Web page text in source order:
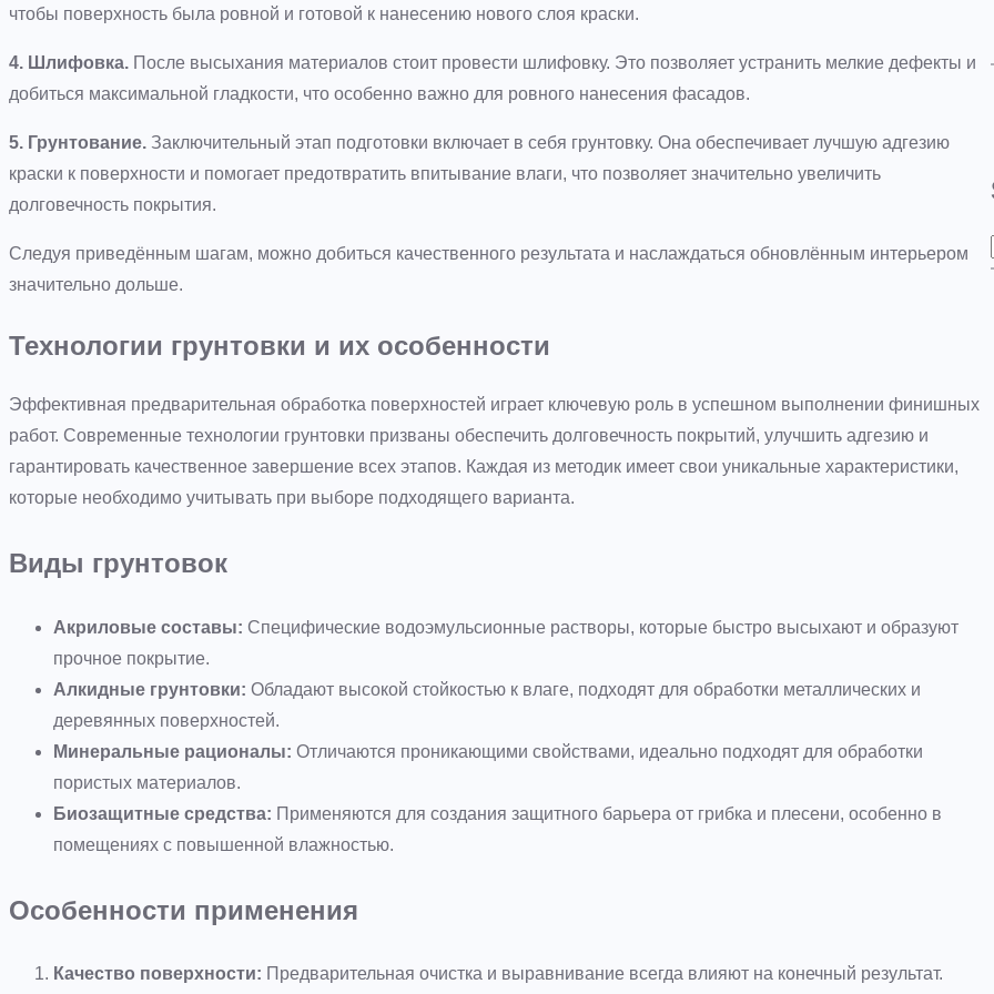
чтобы поверхность была ровной и готовой к нанесению нового слоя краски.
4. Шлифовка. После высыхания материалов стоит провести шлифовку. Это позволяет устранить мелкие дефекты и
добиться максимальной гладкости, что особенно важно для ровного нанесения фасадов.
5. Грунтование. Заключительный этап подготовки включает в себя грунтовку. Она обеспечивает лучшую адгезию
краски к поверхности и помогает предотвратить впитывание влаги, что позволяет значительно увеличить
долговечность покрытия.
Следуя приведённым шагам, можно добиться качественного результата и наслаждаться обновлённым интерьером
значительно дольше.
Технологии грунтовки и их особенности
Эффективная предварительная обработка поверхностей играет ключевую роль в успешном выполнении финишных
работ. Современные технологии грунтовки призваны обеспечить долговечность покрытий, улучшить адгезию и
гарантировать качественное завершение всех этапов. Каждая из методик имеет свои уникальные характеристики,
которые необходимо учитывать при выборе подходящего варианта.
Виды грунтовок
Акриловые составы: Специфические водоэмульсионные растворы, которые быстро высыхают и образуют
прочное покрытие.
Алкидные грунтовки: Обладают высокой стойкостью к влаге, подходят для обработки металлических и
деревянных поверхностей.
Минеральные рационалы: Отличаются проникающими свойствами, идеально подходят для обработки
пористых материалов.
Биозащитные средства: Применяются для создания защитного барьера от грибка и плесени, особенно в
помещениях с повышенной влажностью.
Особенности применения
Качество поверхности: Предварительная очистка и выравнивание всегда влияют на конечный результат.